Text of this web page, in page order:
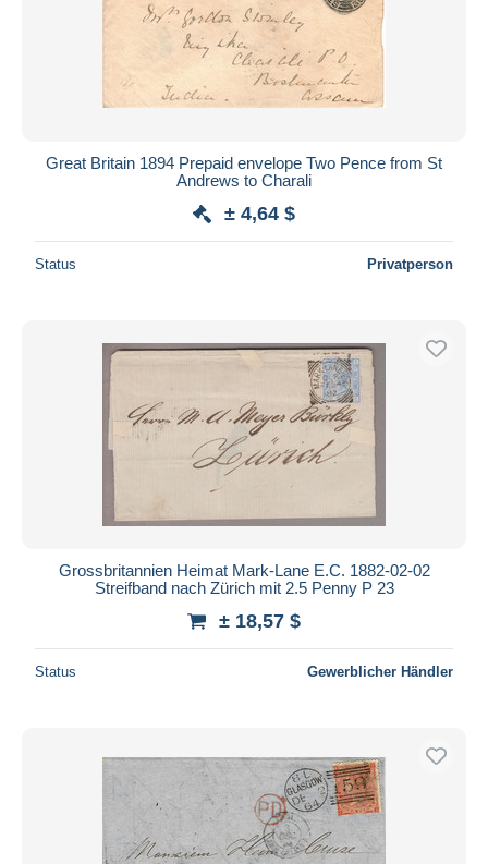
Great Britain 1894 Prepaid envelope Two Pence from St
Andrews to Charali
± 4,64 $
Status Privatperson
Grossbritannien Heimat Mark-Lane E.C. 1882-02-02
Streifband nach Zürich mit 2.5 Penny P 23
± 18,57 $
Status Gewerblicher Händler